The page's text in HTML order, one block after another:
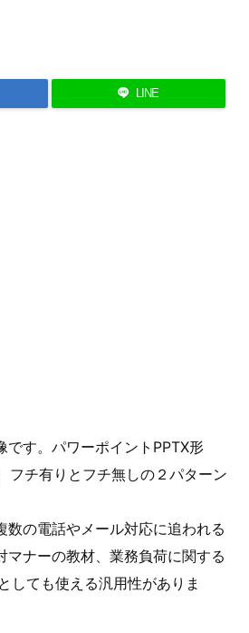
LINE
す。パワーポイントPPTX形
フチ有りとフチ無しの２パターン
の電話やメール対応に追われる
ナーの教材、業務負荷に関する
しても使える汎用性がありま